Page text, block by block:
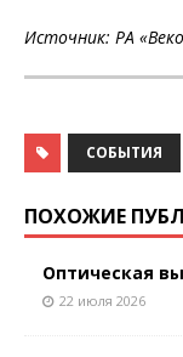
Источник: РА
СОБЫТИЯ
ПОХОЖИЕ
Оптическая
22 июля 2026